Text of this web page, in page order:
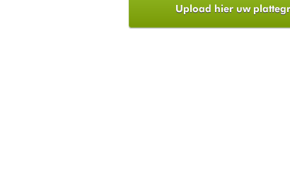
Upload hier uw